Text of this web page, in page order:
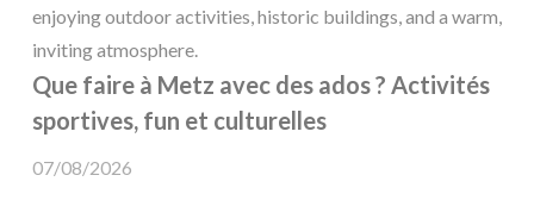
Que faire à Metz avec des ados ? Activités
sportives, fun et culturelles
07/08/2026